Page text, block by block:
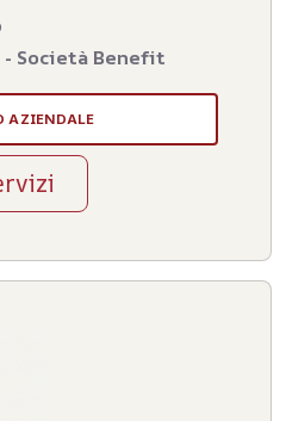
- Società Benefit
AZIENDALE